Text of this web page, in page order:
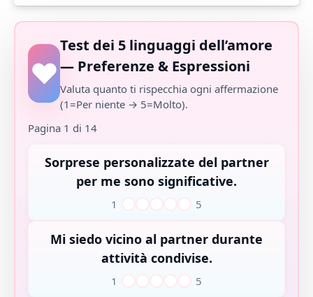
Test dei 5 linguaggi dell’amore
— Preferenze & Espressioni
Valuta quanto ti rispecchia ogni affermazione
(1=Per niente → 5=Molto).
Pagina 1 di 14
Sorprese personalizzate del partner
per me sono significative.
1 5
Mi siedo vicino al partner durante
attività condivise.
1 5